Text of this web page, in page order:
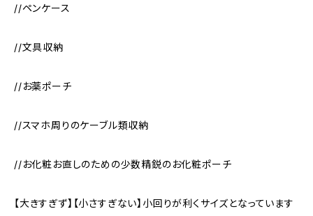
//ペンケース
//文具収納
//お薬ポーチ
//スマホ周りのケーブル類収納
//お化粧お直しのための少数精鋭のお化粧ポーチ
【大きすぎず】【小さすぎない】小回りが利くサイズとなっています